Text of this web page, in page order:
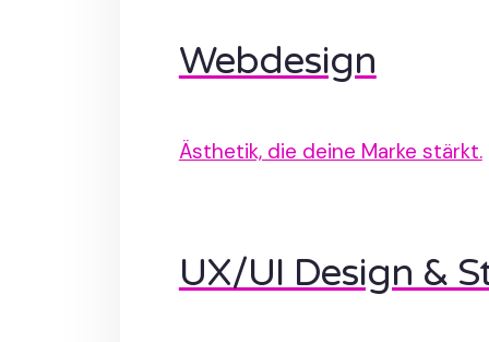
Webdesign
Ästhetik, die deine Marke stärkt.
UX/UI Design &